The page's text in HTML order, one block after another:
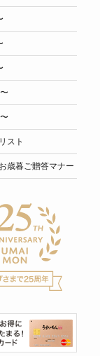
スト
歳暮ご贈答マナー